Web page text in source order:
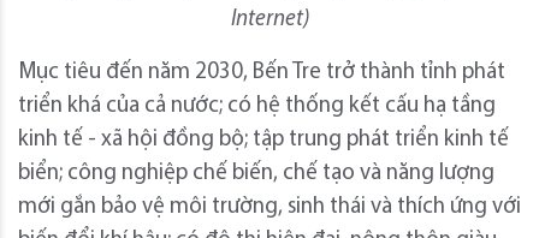
Internet)
Mục tiêu đến năm 2030, Bến Tre trở thành tỉnh phát
triển khá của cả nước; có hệ thống kết cấu hạ tầng
kinh tế - xã hội đồng bộ; tập trung phát triển kinh tế
biển; công nghiệp chế biến, chế tạo và năng lượng
mới gắn bảo vệ môi trường, sinh thái và thích ứng với